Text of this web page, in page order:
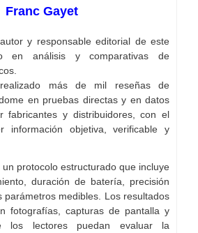
Franc Gayet
y responsable editorial de este
en análisis y comparativas de
más de mil reseñas de
en pruebas directas y en datos
fabricantes y distribuidores, con el
información objetiva, verificable y
protocolo estructurado que incluye
duración de batería, precisión
parámetros medibles. Los resultados
fotografías, capturas de pantalla y
los lectores puedan evaluar la